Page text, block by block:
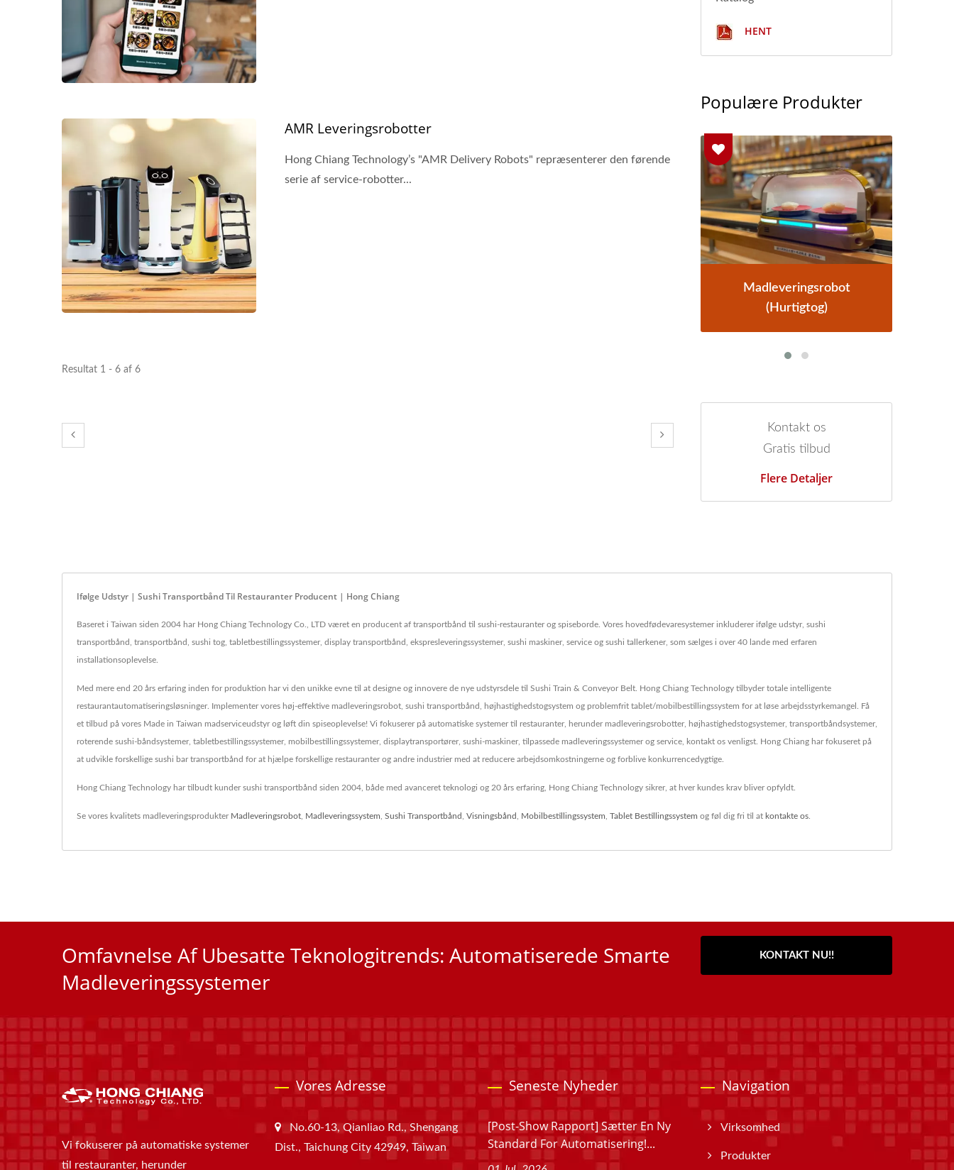
AMR Leveringsrobotter
Hong Chiang Technology’s "AMR Delivery Robots" repræsenterer den førende
serie af service-robotter...
Resultat 1 - 6 af 6
HENT
Populære Produkter
Madleveringsrobot
(Hurtigtog)
Madleveringssystem
Kontakt os
Gratis tilbud
Flere Detaljer
Ifølge Udstyr | Sushi Transportbånd Til Restauranter Producent | Hong Chiang
Baseret i Taiwan siden 2004 har Hong Chiang Technology Co., LTD været en producent af transportbånd til sushi-restauranter og spiseborde. Vores hovedfødevaresystemer inkluderer ifølge udstyr, sushi
transportbånd, transportbånd, sushi tog, tabletbestillingssystemer, display transportbånd, ekspresleveringssystemer, sushi maskiner, service og sushi tallerkener, som sælges i over 40 lande med erfaren
installationsoplevelse.
Med mere end 20 års erfaring inden for produktion har vi den unikke evne til at designe og innovere de nye udstyrsdele til Sushi Train & Conveyor Belt. Hong Chiang Technology tilbyder totale intelligente
restaurantautomatiseringsløsninger. Implementer vores høj-effektive madleveringsrobot, sushi transportbånd, højhastighedstogsystem og problemfrit tablet/mobilbestillingssystem for at løse arbejdsstyrkemangel. Få
et tilbud på vores Made in Taiwan madserviceudstyr og løft din spiseoplevelse! Vi fokuserer på automatiske systemer til restauranter, herunder madleveringsrobotter, højhastighedstogsystemer, transportbåndsystemer,
roterende sushi-båndsystemer, tabletbestillingssystemer, mobilbestillingssystemer, displaytransportører, sushi-maskiner, tilpassede madleveringssystemer og service, kontakt os venligst. Hong Chiang har fokuseret på
at udvikle forskellige sushi bar transportbånd for at hjælpe forskellige restauranter og andre industrier med at reducere arbejdsomkostningerne og forblive konkurrencedygtige.
Hong Chiang Technology har tilbudt kunder sushi transportbånd siden 2004, både med avanceret teknologi og 20 års erfaring, Hong Chiang Technology sikrer, at hver kundes krav bliver opfyldt.
Se vores kvalitets madleveringsprodukter Madleveringsrobot Madleveringssystem Sushi Transportbånd Visningsbånd Mobilbestillingssystem Tablet Bestillingssystem og føl dig fri til at kontakte os
Omfavnelse Af Ubesatte Teknologitrends: Automatiserede Smarte
Madleveringssystemer
KONTAKT NU!!
Vi fokuserer på automatiske systemer
til restauranter, herunder
Vores Adresse
No.60-13, Qianliao Rd., Shengang
Dist., Taichung City 42949, Taiwan
Seneste Nyheder
[Post-Show Rapport] Sætter En Ny
Standard For Automatisering!...
Navigation
Virksomhed
Produkter